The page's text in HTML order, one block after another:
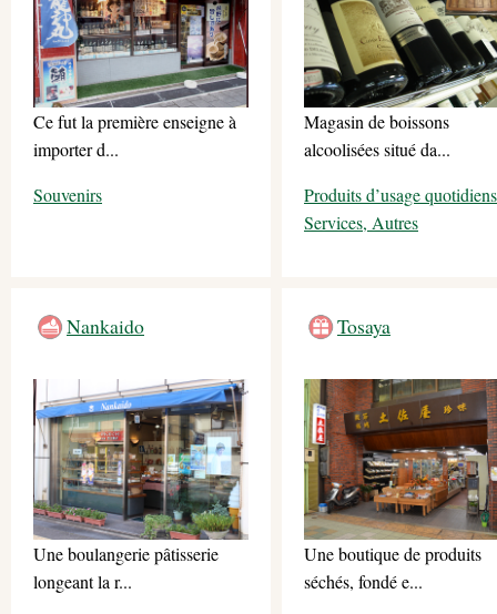
Ce fut la première enseigne à
importer d...
Souvenirs
Magasin de boissons
alcoolisées situé da...
Produits d’usage
Services, Autres
Nankaido
Une boulangerie pâtisserie
longeant la r...
Tosaya
Une boutique de produits
séchés, fondé e...